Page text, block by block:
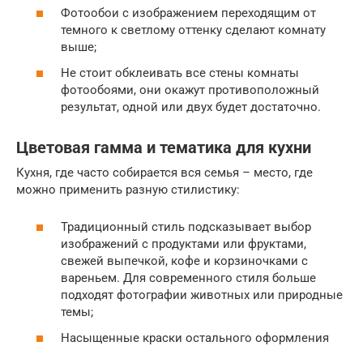
Фотообои с изображением переходящим от
темного к светлому оттенку сделают комнату
выше;
Не стоит обклеивать все стены комнаты
фотообоями, они окажут противоположный
результат, одной или двух будет достаточно.
Цветовая гамма и тематика для кухни
Кухня, где часто собирается вся семья – место, где
можно применить разную стилистику:
Традиционный стиль подсказывает выбор
изображений с продуктами или фруктами,
свежей выпечкой, кофе и корзиночками с
вареньем. Для современного стиля больше
подходят фотографии животных или природные
темы;
Насыщенные краски остального оформления